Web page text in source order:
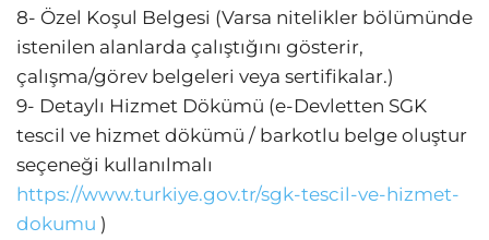
8- Özel Koşul Belgesi (Varsa nitelikler bölümünde
istenilen alanlarda çalıştığını gösterir,
çalışma/görev belgeleri veya sertifikalar.)
9- Detaylı Hizmet Dökümü (e-Devletten SGK
tescil ve hizmet dökümü / barkotlu belge oluştur
seçeneği kullanılmalı
https://www.turkiye.gov.tr/sgk-tescil-ve-hizmet-
dokumu )